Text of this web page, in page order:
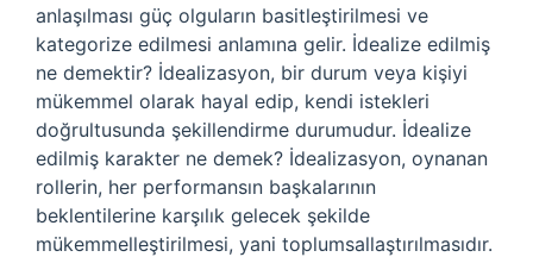
anlaşılması güç olguların basitleştirilmesi ve
kategorize edilmesi anlamına gelir. İdealize edilmiş
ne demektir? İdealizasyon, bir durum veya kişiyi
mükemmel olarak hayal edip, kendi istekleri
doğrultusunda şekillendirme durumudur. İdealize
edilmiş karakter ne demek? İdealizasyon, oynanan
rollerin, her performansın başkalarının
beklentilerine karşılık gelecek şekilde
mükemmelleştirilmesi, yani toplumsallaştırılmasıdır.